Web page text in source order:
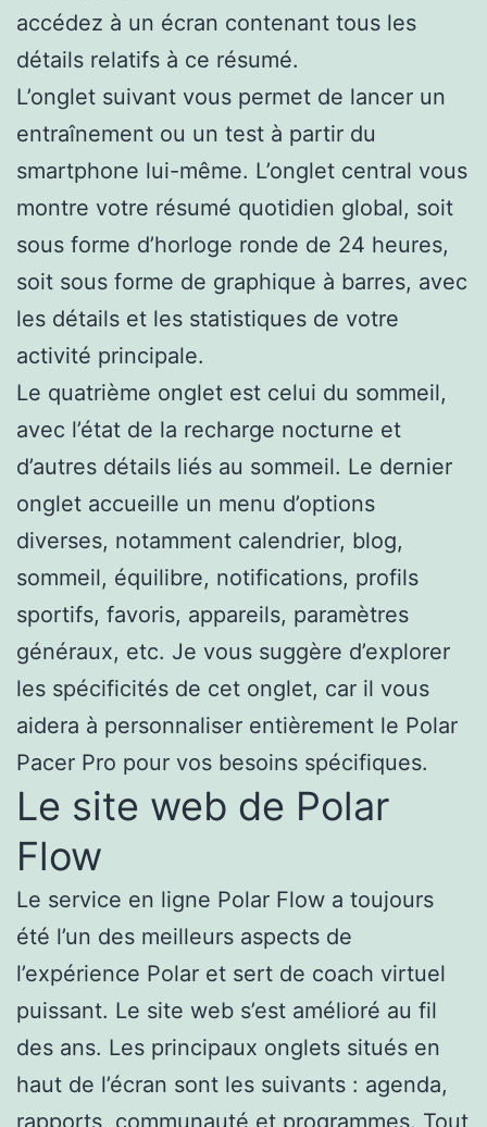
accédez à un écran contenant tous les
détails relatifs à ce résumé.
L’onglet suivant vous permet de lancer un
entraînement ou un test à partir du
smartphone lui-même. L’onglet central vous
montre votre résumé quotidien global, soit
sous forme d’horloge ronde de 24 heures,
soit sous forme de graphique à barres, avec
les détails et les statistiques de votre
activité principale.
Le quatrième onglet est celui du sommeil,
avec l’état de la recharge nocturne et
d’autres détails liés au sommeil. Le dernier
onglet accueille un menu d’options
diverses, notamment calendrier, blog,
sommeil, équilibre, notifications, profils
sportifs, favoris, appareils, paramètres
généraux, etc. Je vous suggère d’explorer
les spécificités de cet onglet, car il vous
aidera à personnaliser entièrement le Polar
Pacer Pro pour vos besoins spécifiques.
Le site web de Polar
Flow
Le service en ligne Polar Flow a toujours
été l’un des meilleurs aspects de
l’expérience Polar et sert de coach virtuel
puissant. Le site web s’est amélioré au fil
des ans. Les principaux onglets situés en
haut de l’écran sont les suivants : agenda,
rapports, communauté et programmes. Tout